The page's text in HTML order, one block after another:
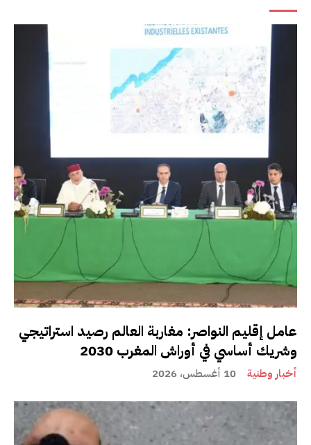
عامل إقليم النواصر: مغاربة العالم رصيد استراتيجي
وشريك أساسي في أوراش المغرب 2030
أخبار وطنية 10 أغسطس، 2026